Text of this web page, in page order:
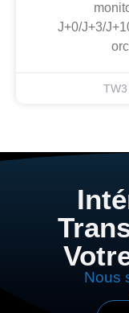
J+0/J+3/
Nous